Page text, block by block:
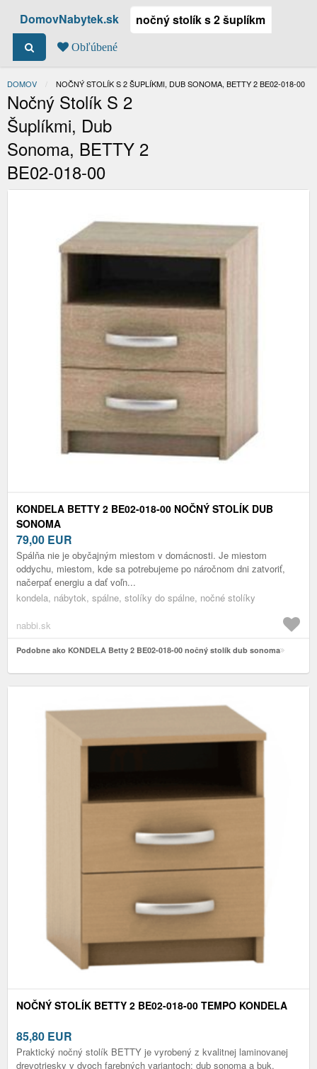
DomovNabytek.sk
Obľúbené
DOMOV ACTUAL:
NOČNÝ STOLÍK S 2 ŠUPLÍKMI, DUB SONOMA, BETTY 2 BE02-018-00
Nočný Stolík S 2
Šuplíkmi, Dub
Sonoma, BETTY 2
BE02-018-00
KONDELA BETTY 2 BE02-018-00 NOČNÝ STOLÍK DUB
SONOMA
79,00 EUR
Spálňa nie je obyčajným miestom v domácnosti. Je miestom
oddychu, miestom, kde sa potrebujeme po náročnom dni zatvoriť,
načerpať energiu a dať voľn...
kondela, nábytok, spálne, stolíky do spálne, nočné stolíky
nabbi.sk
Podobne ako KONDELA Betty 2 BE02-018-00 nočný stolík dub sonoma
NOČNÝ STOLÍK BETTY 2 BE02-018-00 TEMPO KONDELA
85,80 EUR
Praktický nočný stolík BETTY je vyrobený z kvalitnej laminovanej
drevotriesky v dvoch farebných variantoch: dub sonoma a buk.